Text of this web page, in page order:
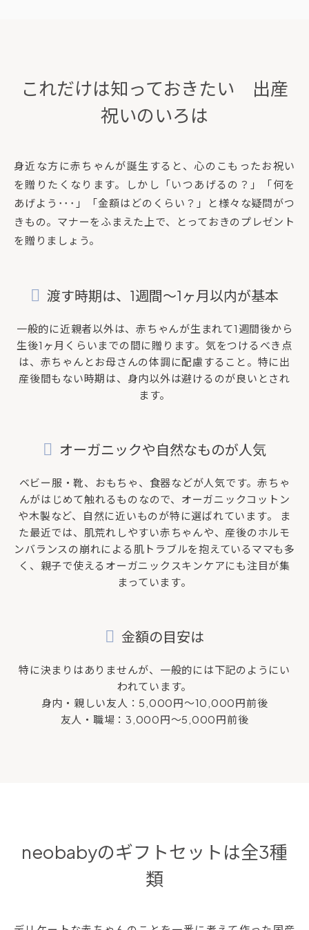
これだけは知っておきたい 出産
祝いのいろは
身近な方に赤ちゃんが誕生すると、心のこもったお祝い
を贈りたくなります。しかし「いつあげるの？」「何を
あげよう･･･」「金額はどのくらい？」と様々な疑問がつ
きもの。マナーをふまえた上で、とっておきのプレゼント
を贈りましょう。
渡す時期は、1週間～1ヶ月以内が基本
一般的に近親者以外は、赤ちゃんが生まれて1週間後から
生後1ヶ月くらいまでの間に贈ります。気をつけるべき点
は、赤ちゃんとお母さんの体調に配慮すること。特に出
産後間もない時期は、身内以外は避けるのが良いとされ
ます。
オーガニックや自然なものが人気
ベビー服・靴、おもちゃ、食器などが人気です。赤ちゃ
んがはじめて触れるものなので、オーガニックコットン
や木製など、自然に近いものが特に選ばれています。 ま
た最近では、肌荒れしやすい赤ちゃんや、産後のホルモ
ンバランスの崩れによる肌トラブルを抱えているママも多
く、親子で使えるオーガニックスキンケアにも注目が集
まっています。
金額の目安は
特に決まりはありませんが、一般的には下記のようにい
われています。
身内・親しい友人：5,000円～10,000円前後
友人・職場：3,000円～5,000円前後
neobabyのギフトセットは全3種
類